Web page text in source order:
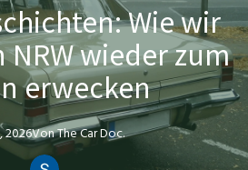
Wie wir
wieder zum
erwecken
2026VonThe CarDoc.